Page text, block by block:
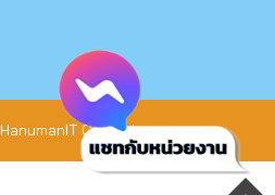
HanumanIT Co., Ltd.